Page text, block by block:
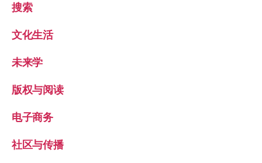
搜索
文化生活
未来学
版权与阅读
电子商务
社区与传播